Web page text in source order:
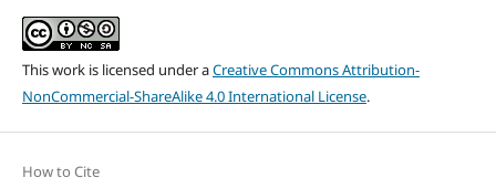
This work is licensed under aCreative Commons Attribution-
NonCommercial-ShareAlike 4.0 International License.
How to Cite